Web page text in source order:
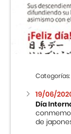
Categorías:
19/06/
Día
de